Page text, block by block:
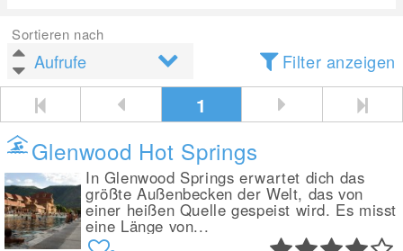
Sortieren nach
Filter anzeigen
1
Glenwood Hot Springs
In Glenwood Springs erwartet dich das
größte Außenbecken der Welt, das von
einer heißen Quelle gespeist wird. Es misst
eine Länge von...